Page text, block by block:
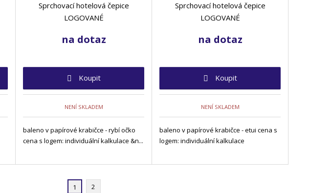
Sprchovací hotelová čepice
LOGOVANÉ
na dotaz
Koupit
NENÍ SKLADEM
baleno v papírové krabičce - rybí očko
cena s logem: individuální kalkulace &n...
Sprchovací hotelová čepice
LOGOVANÉ
na dotaz
Koupit
NENÍ SKLADEM
baleno v papírové krabičce - etui cena s
logem: individuální kalkulace
1 2